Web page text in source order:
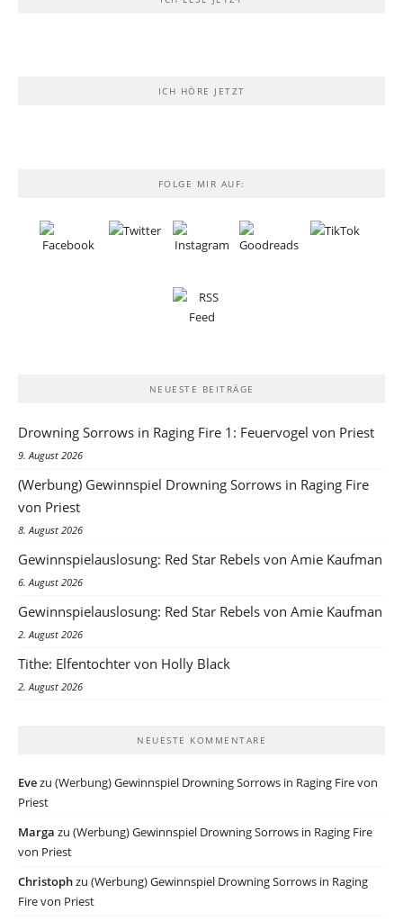
ICH HÖRE JETZT
FOLGE MIR AUF:
NEUESTE BEITRÄGE
Drowning Sorrows in Raging Fire 1: Feuervogel von Priest
9. August 2026
(Werbung) Gewinnspiel Drowning Sorrows in Raging Fire
von Priest
8. August 2026
Gewinnspielauslosung: Red Star Rebels von Amie Kaufman
6. August 2026
Gewinnspielauslosung: Red Star Rebels von Amie Kaufman
2. August 2026
Tithe: Elfentochter von Holly Black
2. August 2026
NEUESTE KOMMENTARE
Evezu (Werbung) Gewinnspiel Drowning Sorrows in Raging Fire von
Priest
Marga zu (Werbung) Gewinnspiel Drowning Sorrows in Raging Fire
von Priest
Christophzu (Werbung) Gewinnspiel Drowning Sorrows in Raging
Fire von Priest